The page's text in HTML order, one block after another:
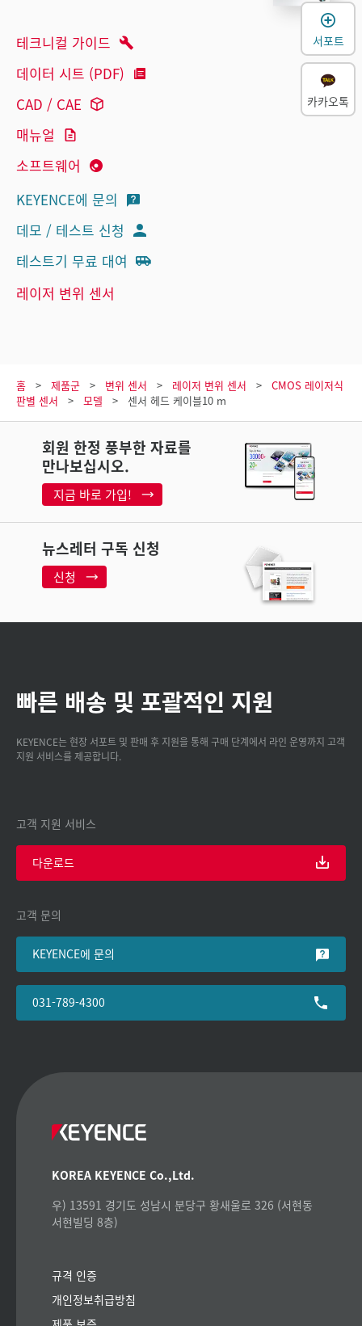
테크니컬 가이드
데이터 시트 (PDF)
CAD / CAE
매뉴얼
소프트웨어
KEYENCE에 문의
데모 / 테스트 신청
테스트기 무료 대여
레이저 변위 센서
홈 제품군 변위 센서 레이저 변위 센서
CMOS 레이저식
판별 센서
모델 센서 헤드 케이블10 m
회원 한정 풍부한 자료를
만나보십시오.
지금 바로 가입!
뉴스레터 구독 신청
신청
빠른 배송 및 포괄적인 지원
KEYENCE는 현장 서포트 및 판매 후 지원을 통해 구매 단계에서 라인 운영까지 고객
지원 서비스를 제공합니다.
고객 지원 서비스
다운로드
고객 문의
KEYENCE에 문의
031-789-4300
KOREA KEYENCE Co.,Ltd.
우) 13591 경기도 성남시 분당구 황새울로 326 (서현동
서현빌딩 8층)
규격 인증
개인정보취급방침
서포트
카카오톡